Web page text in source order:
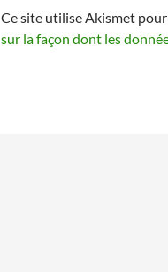
Ce site utilise Akismet
sur la façon dont les